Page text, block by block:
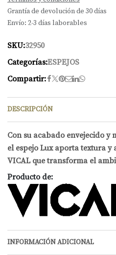
Grantía de devolución de 30 días
Envío: 2-3 días laborables
SKU:32950
Categorías:ESPEJOS
Compartir:
DESCRIPCIÓN
Con su acabado envejecido y
el espejo Lux aporta textura
VICAL que transforma el
Producto de:
INFORMACIÓN ADICIONAL